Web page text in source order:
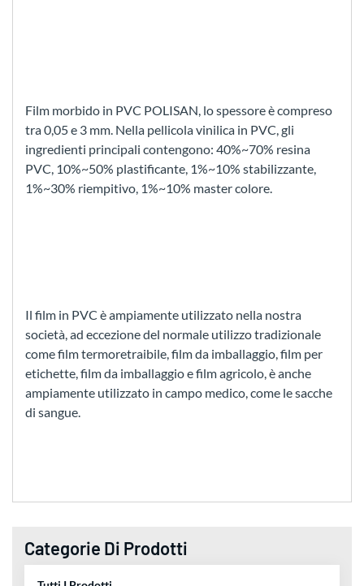
Film morbido in PVC POLISAN, lo spessore è compreso
tra 0,05 e 3 mm. Nella pellicola vinilica in PVC, gli
ingredienti principali contengono: 40%~70% resina
PVC, 10%~50% plastificante, 1%~10% stabilizzante,
1%~30% riempitivo, 1%~10% master colore.
Il film in PVC è ampiamente utilizzato nella nostra
società, ad eccezione del normale utilizzo tradizionale
come film termoretraibile, film da imballaggio, film per
etichette, film da imballaggio e film agricolo, è anche
ampiamente utilizzato in campo medico, come le sacche
di sangue.
Categorie Di Prodotti